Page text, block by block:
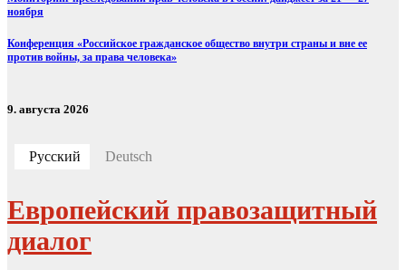
ноября
Конференция «Российское гражданское общество внутри страны и вне ее
против войны, за права человека»
9. августа 2026
Русский Deutsch
Европейский правозащитный
диалог